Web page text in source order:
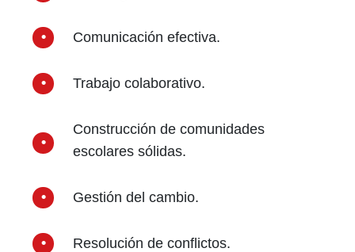
Comunicación efectiva.
Trabajo colaborativo.
Construcción de comunidades
escolares sólidas.
Gestión del cambio.
Resolución de conflictos.